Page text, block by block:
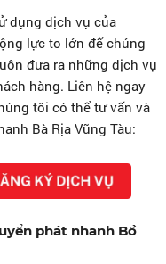
dụng dịch vụ của
lực to lớn để chúng
đưa ra những dịch vụ
hàng. Liên hệ ngay
tôi có thể tư vấn và
Bà Rịa Vũng Tàu:
phát nhanh Bồ